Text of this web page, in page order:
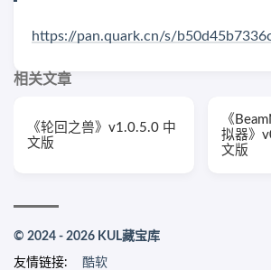
https://pan.quark.cn/s/
相关文章
《轮回之兽》v1.0.5.0 中
文版
《
拟器》
文版
© 2024 - 2026 KUL藏宝库
友情链接: 酷软